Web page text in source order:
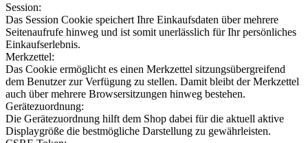
Session:
Das Session Cookie speichert Ihre Einkaufsdaten über mehrere
Seitenaufrufe hinweg und ist somit unerlässlich für Ihr persönliches
Einkaufserlebnis.
Merkzettel:
Das Cookie ermöglicht es einen Merkzettel sitzungsübergreifend
dem Benutzer zur Verfügung zu stellen. Damit bleibt der Merkzettel
auch über mehrere Browsersitzungen hinweg bestehen.
Gerätezuordnung:
Die Gerätezuordnung hilft dem Shop dabei für die aktuell aktive
Displaygröße die bestmögliche Darstellung zu gewährleisten.